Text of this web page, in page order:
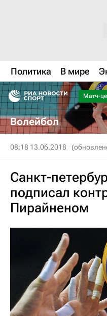
Политика В мире
Матч-
Волейбол
08:18 13.06.2018
Санкт-
подписал
Пирайненом